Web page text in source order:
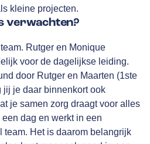
kleine projecten.
verwachten?
Rutger en Monique
voor de dagelijkse leiding.
door Rutger en Maarten (1ste
jij je daar binnenkort ook
je samen zorg draagt voor alles
dag en werkt in een
team. Het is daarom belangrijk